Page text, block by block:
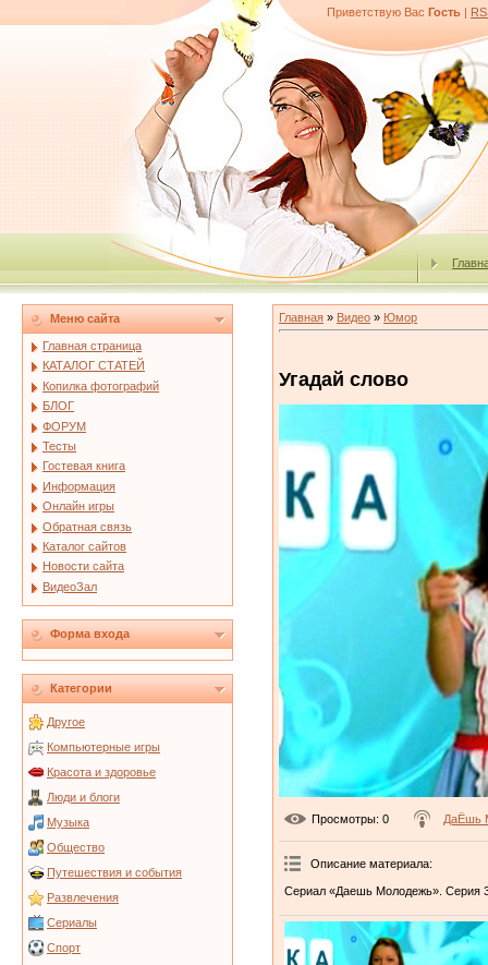
Приветствую Вас Гость |
Меню сайта
Главная страница
КАТАЛОГ СТАТЕЙ
Копилка фотографий
БЛОГ
ФОРУМ
Тесты
Гостевая книга
Информация
Онлайн игры
Обратная связь
Каталог сайтов
Новости сайта
ВидеоЗал
Форма входа
Категории
Другое
Компьютерные игры
Красота и здоровье
Люди и блоги
Музыка
Общество
Путешествия и события
Развлечения
Сериалы
Спорт
Главная » Видео » Юмор
Угадай слово
Просмотры: 0 ДаЁшь
Описание материала:
Сериал «Даешь Молодежь». Серия